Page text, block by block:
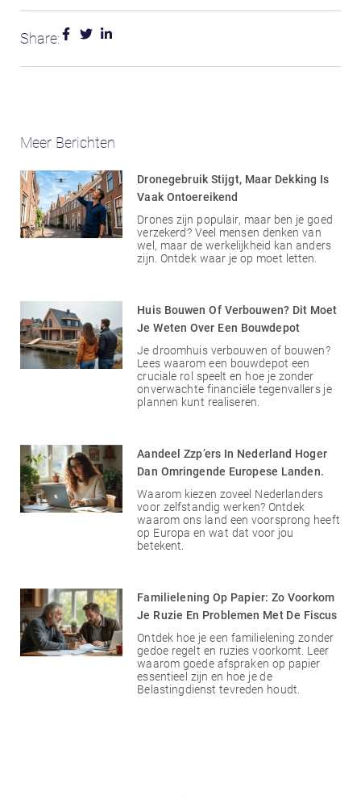
Share:
Meer Berichten
Dronegebruik Stijgt, Maar Dekking Is
Vaak Ontoereikend
Drones zijn populair, maar ben je goed
verzekerd? Veel mensen denken van
wel, maar de werkelijkheid kan anders
zijn. Ontdek waar je op moet letten.
Huis Bouwen Of Verbouwen? Dit Moet
Je Weten Over Een Bouwdepot
Je droomhuis verbouwen of bouwen?
Lees waarom een bouwdepot een
cruciale rol speelt en hoe je zonder
onverwachte financiële tegenvallers je
plannen kunt realiseren.
Aandeel Zzp’ers In Nederland Hoger
Dan Omringende Europese Landen.
Waarom kiezen zoveel Nederlanders
voor zelfstandig werken? Ontdek
waarom ons land een voorsprong heeft
op Europa en wat dat voor jou
betekent.
Familielening Op Papier: Zo Voorkom
Je Ruzie En Problemen Met De Fiscus
Ontdek hoe je een familielening zonder
gedoe regelt en ruzies voorkomt. Leer
waarom goede afspraken op papier
essentieel zijn en hoe je de
Belastingdienst tevreden houdt.